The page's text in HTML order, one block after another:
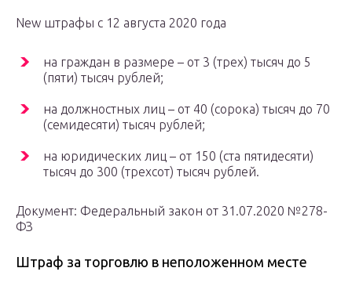
New штрафы с 12 августа 2020 года
на граждан в размере – от 3 (трех) тысяч до 5
(пяти) тысяч рублей;
на должностных лиц – от 40 (сорока) тысяч до 70
(семидесяти) тысяч рублей;
на юридических лиц – от 150 (ста пятидесяти)
тысяч до 300 (трехсот) тысяч рублей.
Документ: Федеральный закон от 31.07.2020 №278-
ФЗ
Штраф за торговлю в неположенном месте